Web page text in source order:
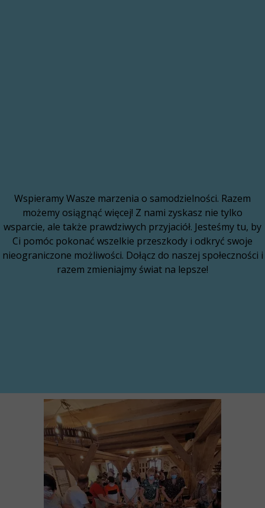
Wspieramy Wasze marzenia o samodzielności. Razem
możemy osiągnąć więcej! Z nami zyskasz nie tylko
wsparcie, ale także prawdziwych przyjaciół. Jesteśmy tu, by
Ci pomóc pokonać wszelkie przeszkody i odkryć swoje
nieograniczone możliwości. Dołącz do naszej społeczności i
razem zmieniajmy świat na lepsze!